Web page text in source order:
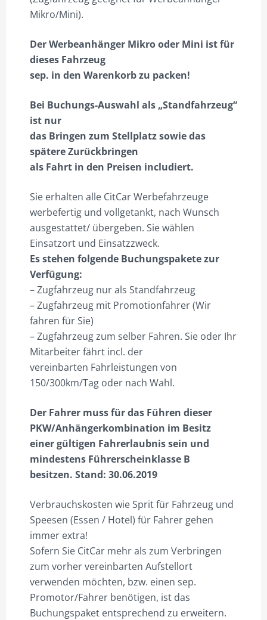
Mikro/Mini).
Der Werbeanhänger Mikro oder Mini ist für
dieses Fahrzeug
sep. in den Warenkorb zu packen!
Bei Buchungs-Auswahl als „Standfahrzeug“
ist nur
das Bringen zum Stellplatz sowie das
spätere Zurückbringen
als Fahrt in den Preisen includiert.
Sie erhalten alle CitCar Werbefahrzeuge
werbefertig und vollgetankt, nach Wunsch
ausgestattet/ übergeben. Sie wählen
Einsatzort und Einsatzzweck.
Es stehen folgende Buchungspakete zur
Verfügung:
– Zugfahrzeug nur als Standfahrzeug
– Zugfahrzeug mit Promotionfahrer (Wir
fahren für Sie)
– Zugfahrzeug zum selber Fahren. Sie oder Ihr
Mitarbeiter fährt incl. der
vereinbarten Fahrleistungen von
150/300km/Tag oder nach Wahl.
Der Fahrer muss für das Führen dieser
PKW/Anhängerkombination im Besitz
einer gültigen Fahrerlaubnis sein und
mindestens Führerscheinklasse B
besitzen. Stand: 30.06.2019
Verbrauchskosten wie Sprit für Fahrzeug und
Speesen (Essen / Hotel) für Fahrer gehen
immer extra!
Sofern Sie CitCar mehr als zum Verbringen
zum vorher vereinbarten Aufstellort
verwenden möchten, bzw. einen sep.
Promotor/Fahrer benötigen, ist das
Buchungspaket entsprechend zu erweitern.